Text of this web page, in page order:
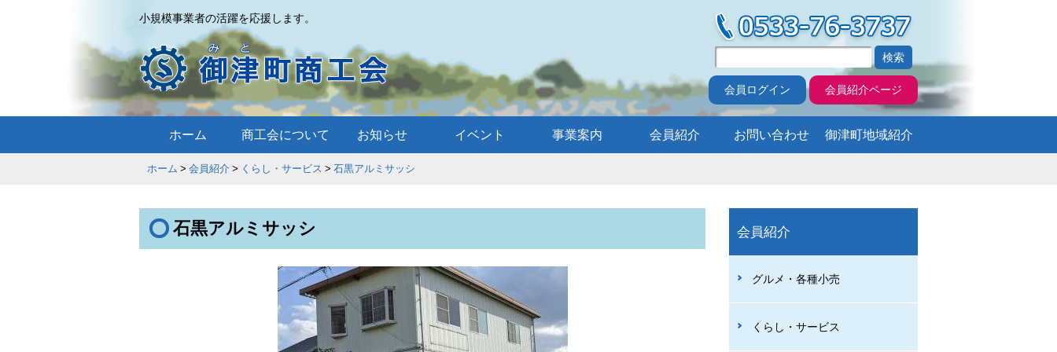
小規模事業者の活躍を応援します。
会員ログイン 会員紹介ページ
ホーム 商工会について お知らせ イベント 事業案内 会員紹介 お問い合わせ 御津町地域紹介
ホーム 会員紹介 くらし・サービス 石黒アルミサッシ
石黒アルミサッシ 会員紹介
グルメ・各種小売
くらし・サービス